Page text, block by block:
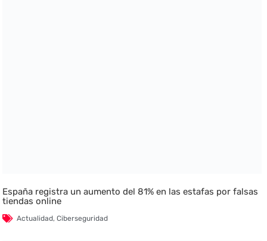
España registra un aumento del 81% en las estafas por falsas
tiendas online
Actualidad,Ciberseguridad